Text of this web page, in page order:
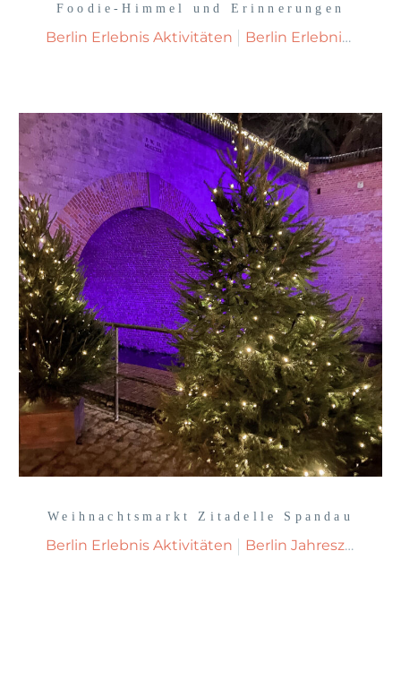
Foodie-Himmel und Erinnerungen
Berlin Erlebnis Aktivitäten Berlin Erlebnisse Sehenswürdigkeiten
Weihnachtsmarkt Zitadelle Spandau
Berlin Erlebnis Aktivitäten Berlin Jahreszeiten Weihnachten